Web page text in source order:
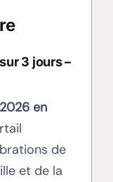
3 jours –
en
de
et de la